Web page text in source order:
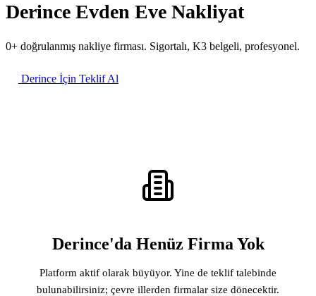
Derince Evden Eve Nakliyat
0+ doğrulanmış nakliye firması. Sigortalı, K3 belgeli, profesyonel.
Derince İçin Teklif Al
Derince'da Henüz Firma Yok
Platform aktif olarak büyüyor. Yine de teklif talebinde
bulunabilirsiniz; çevre illerden firmalar size dönecektir.